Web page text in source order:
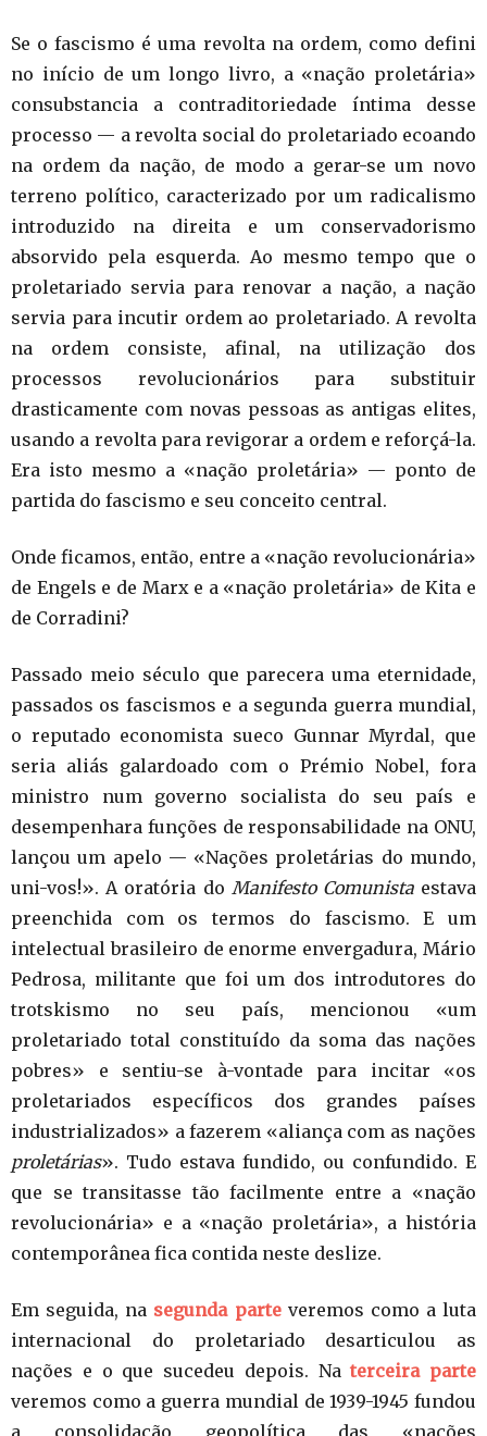
Se o fascismo é uma revolta na ordem, como defini
no início de um longo livro, a «nação proletária»
consubstancia a contraditoriedade íntima desse
processo — a revolta social do proletariado ecoando
na ordem da nação, de modo a gerar-se um novo
terreno político, caracterizado por um radicalismo
introduzido na direita e um conservadorismo
absorvido pela esquerda. Ao mesmo tempo que o
proletariado servia para renovar a nação, a nação
servia para incutir ordem ao proletariado. A revolta
na ordem consiste, afinal, na utilização dos
processos revolucionários para substituir
drasticamente com novas pessoas as antigas elites,
usando a revolta para revigorar a ordem e reforçá-la.
Era isto mesmo a «nação proletária» — ponto de
partida do fascismo e seu conceito central.
Onde ficamos, então, entre a «nação revolucionária»
de Engels e de Marx e a «nação proletária» de Kita e
de Corradini?
Passado meio século que parecera uma eternidade,
passados os fascismos e a segunda guerra mundial,
o reputado economista sueco Gunnar Myrdal, que
seria aliás galardoado com o Prémio Nobel, fora
ministro num governo socialista do seu país e
desempenhara funções de responsabilidade na ONU,
lançou um apelo — «Nações proletárias do mundo,
uni-vos!». A oratória do Manifesto Comunistaestava
preenchida com os termos do fascismo. E um
intelectual brasileiro de enorme envergadura, Mário
Pedrosa, militante que foi um dos introdutores do
trotskismo no seu país, mencionou «um
proletariado total constituído da soma das nações
pobres» e sentiu-se à-vontade para incitar «os
proletariados específicos dos grandes países
industrializados» a fazerem «aliança com as nações
proletárias». Tudo estava fundido, ou confundido. E
que se transitasse tão facilmente entre a «nação
revolucionária» e a «nação proletária», a história
contemporânea fica contida neste deslize.
Em seguida, na segunda parteveremos como a luta
internacional do proletariado desarticulou as
nações e o que sucedeu depois. Naterceira parte
veremos como a guerra mundial de 1939-1945 fundou